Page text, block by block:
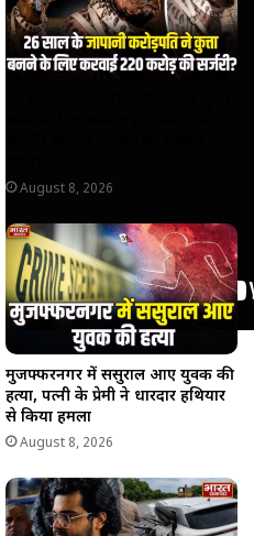
August 8, 2026
मुजफ्फरनगर में ससुराल आए युवक की
हत्या, पत्नी के प्रेमी ने धारदार हथियार
से किया हमला
August 8, 2026